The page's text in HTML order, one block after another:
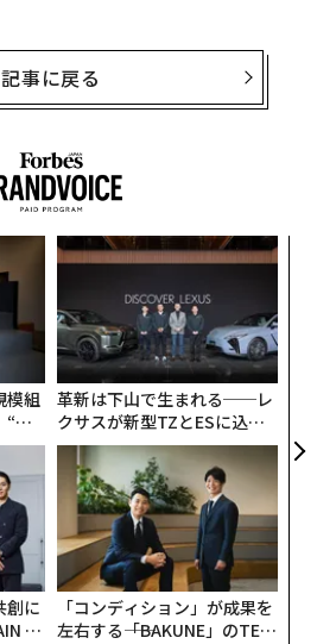
記事に戻る
模組
“使
【N
】
革新は下山で生まれる──レ
クサスが新型TZとESに込め
た「DISCOVER」の哲学
創に
JA
「コンディション」が成果を
左右する――「BAKUNE」のTEN